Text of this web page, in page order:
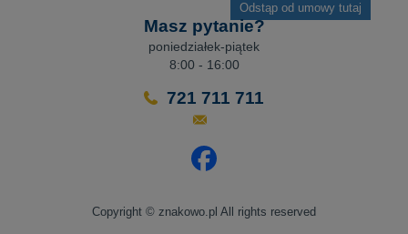
Odstąp od umowy tutaj
Masz pytanie?
poniedziałek-piątek
8:00 - 16:00
721 711 711
Odwiedź nasz profil na
Copyright © znakowo.pl All rights reserved